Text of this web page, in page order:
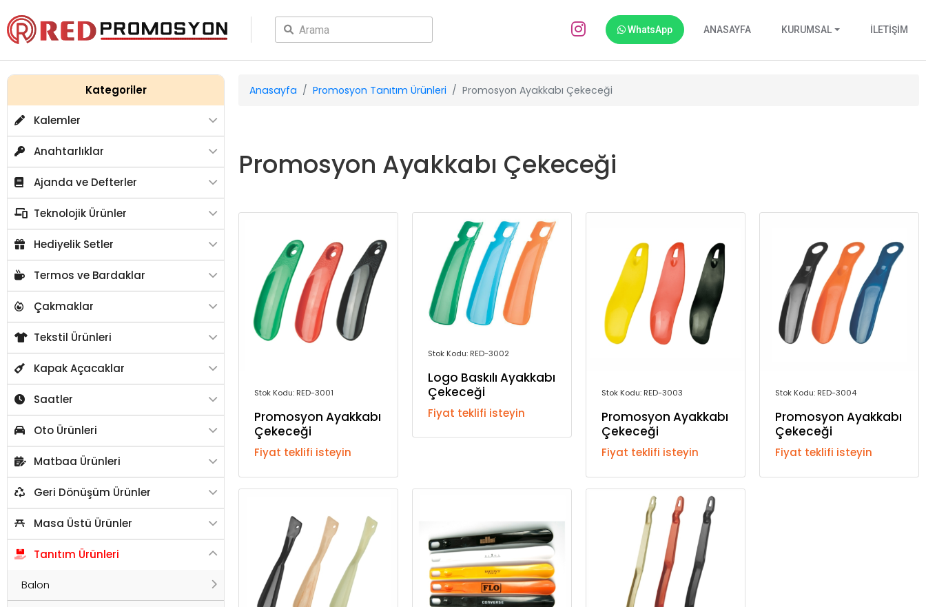
WhatsApp ANASAYFA KURUMSAL İLETİŞİM
Kategoriler
Kalemler
Anahtarlıklar
Ajanda ve Defterler
Teknolojik Ürünler
Hediyelik Setler
Termos ve Bardaklar
Çakmaklar
Tekstil Ürünleri
Kapak Açacaklar
Saatler
Oto Ürünleri
Matbaa Ürünleri
Geri Dönüşüm Ürünler
Masa Üstü Ürünler
Tanıtım Ürünleri
Balon
Anasayfa Promosyon Tanıtım Ürünleri Promosyon Ayakkabı Çekeceği
Promosyon Ayakkabı Çekeceği
Stok Kodu: RED-3001
Promosyon Ayakkabı
Çekeceği
Fiyat teklifi isteyin
Stok Kodu: RED-3002
Logo Baskılı Ayakkabı
Çekeceği
Fiyat teklifi isteyin
Stok Kodu: RED-3003
Promosyon Ayakkabı
Çekeceği
Fiyat teklifi isteyin
Stok Kodu: RED-3004
Promosyon Ayakkabı
Çekeceği
Fiyat teklifi isteyin